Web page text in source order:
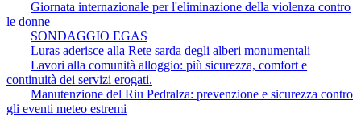
Giornata internazionale per l'eliminazione della violenza contro
le donne
SONDAGGIO EGAS
Luras aderisce alla Rete sarda degli alberi monumentali
Lavori alla comunità alloggio: più sicurezza, comfort e
continuità dei servizi erogati.
Manutenzione del Riu Pedralza: prevenzione e sicurezza contro
gli eventi meteo estremi